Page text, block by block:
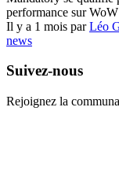
performance sur WoW
Il y a 1 mois parLéo
news
Suivez-nous
Rejoignez la